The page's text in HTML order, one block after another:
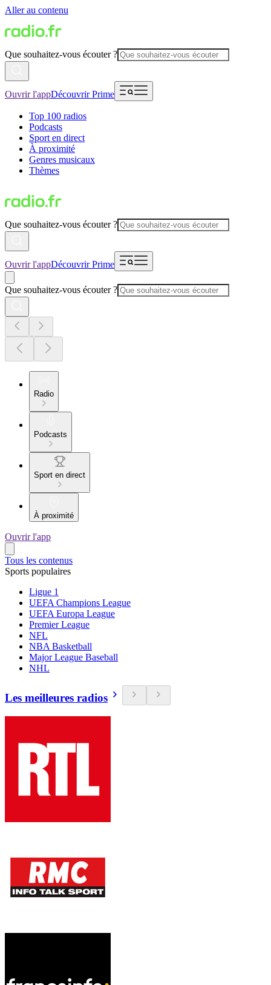
Aller au contenu
Que souhaitez-vous écouter ?
Ouvrir l'appDécouvrir Prime
Top 100 radios
Podcasts
Sport en direct
À proximité
Genres musicaux
Thèmes
Que souhaitez-vous écouter ?
Ouvrir l'appDécouvrir Prime
Que souhaitez-vous écouter ?
Radio
Podcasts
Sport en direct
À proximité
Ouvrir l'app
Tous les contenus
Sports populaires
Ligue 1
UEFA Champions League
UEFA Europa League
Premier League
NFL
NBA Basketball
Major League Baseball
NHL
Les meilleures radios